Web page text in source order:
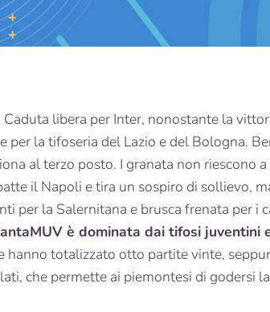
libera per Inter, nonostante la
per la tifoseria del Lazio e del Bologna.
al terzo posto. I granata non riescono
il Napoli e tira un sospiro di sollievo,
per la Salernitana e brusca frenata per i
è dominata dai tifosi juventini
hanno totalizzato otto partite vinte,
che permette ai piemontesi di godersi